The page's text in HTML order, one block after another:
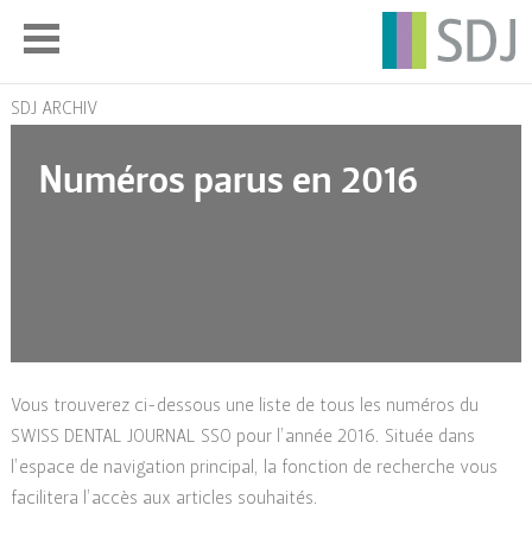
SDJ ARCHIV
Numéros parus en 2016
Vous trouverez ci-dessous une liste de tous les numéros du
SWISS DENTAL JOURNAL SSO pour l’année 2016. Située dans
l’espace de navigation principal, la fonction de recherche vous
facilitera l’accès aux articles souhaités.